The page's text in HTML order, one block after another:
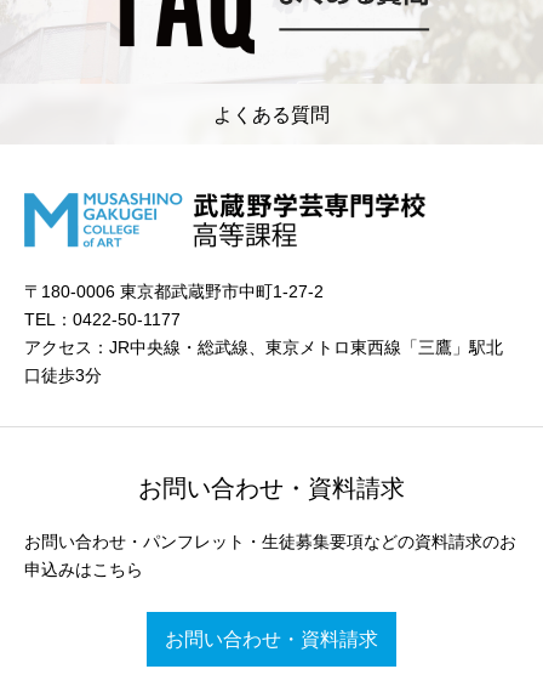
よくある質問
〒180-0006 東京都武蔵野市中町1-27-2
TEL：0422-50-1177
アクセス：JR中央線・総武線、東京メトロ東西線「三鷹」駅北
口徒歩3分
お問い合わせ・資料請求
お問い合わせ・パンフレット・生徒募集要項などの資料請求のお
申込みはこちら
お問い合わせ・資料請求